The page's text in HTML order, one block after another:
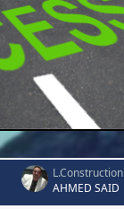
L.Construction
AHMED SAID